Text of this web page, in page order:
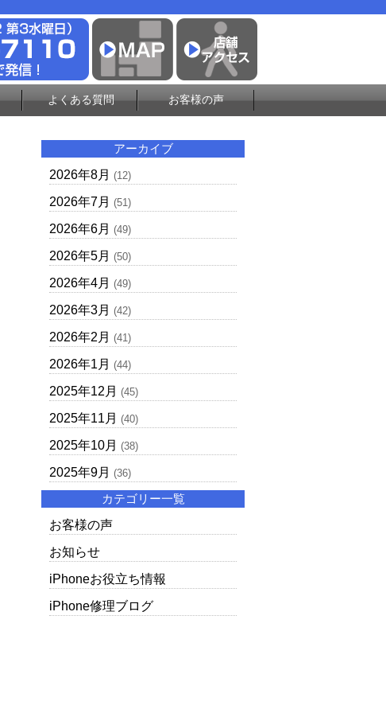
よくある質問 お客様の声
アーカイブ
2026年8月 (12)
2026年7月 (51)
2026年6月 (49)
2026年5月 (50)
2026年4月 (49)
2026年3月 (42)
2026年2月 (41)
2026年1月 (44)
2025年12月 (45)
2025年11月 (40)
2025年10月 (38)
2025年9月 (36)
カテゴリー一覧
お客様の声
お知らせ
iPhoneお役立ち情報
iPhone修理ブログ